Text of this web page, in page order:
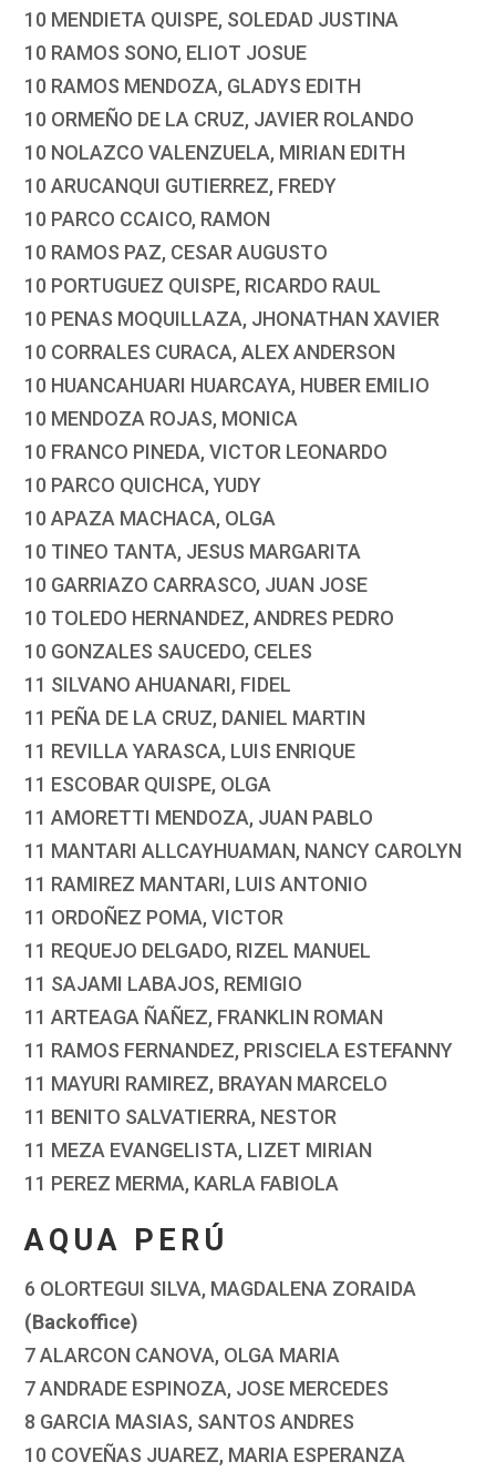
10 MENDIETA QUISPE, SOLEDAD JUSTINA
10 RAMOS SONO, ELIOT JOSUE
10 RAMOS MENDOZA, GLADYS EDITH
10 ORMEÑO DE LA CRUZ, JAVIER ROLANDO
10 NOLAZCO VALENZUELA, MIRIAN EDITH
10 ARUCANQUI GUTIERREZ, FREDY
10 PARCO CCAICO, RAMON
10 RAMOS PAZ, CESAR AUGUSTO
10 PORTUGUEZ QUISPE, RICARDO RAUL
10 PENAS MOQUILLAZA, JHONATHAN XAVIER
10 CORRALES CURACA, ALEX ANDERSON
10 HUANCAHUARI HUARCAYA, HUBER EMILIO
10 MENDOZA ROJAS, MONICA
10 FRANCO PINEDA, VICTOR LEONARDO
10 PARCO QUICHCA, YUDY
10 APAZA MACHACA, OLGA
10 TINEO TANTA, JESUS MARGARITA
10 GARRIAZO CARRASCO, JUAN JOSE
10 TOLEDO HERNANDEZ, ANDRES PEDRO
10 GONZALES SAUCEDO, CELES
11 SILVANO AHUANARI, FIDEL
11 PEÑA DE LA CRUZ, DANIEL MARTIN
11 REVILLA YARASCA, LUIS ENRIQUE
11 ESCOBAR QUISPE, OLGA
11 AMORETTI MENDOZA, JUAN PABLO
11 MANTARI ALLCAYHUAMAN, NANCY CAROLYN
11 RAMIREZ MANTARI, LUIS ANTONIO
11 ORDOÑEZ POMA, VICTOR
11 REQUEJO DELGADO, RIZEL MANUEL
11 SAJAMI LABAJOS, REMIGIO
11 ARTEAGA ÑAÑEZ, FRANKLIN ROMAN
11 RAMOS FERNANDEZ, PRISCIELA ESTEFANNY
11 MAYURI RAMIREZ, BRAYAN MARCELO
11 BENITO SALVATIERRA, NESTOR
11 MEZA EVANGELISTA, LIZET MIRIAN
11 PEREZ MERMA, KARLA FABIOLA
AQUA PERÚ
6 OLORTEGUI SILVA, MAGDALENA ZORAIDA
(Backoffice)
7 ALARCON CANOVA, OLGA MARIA
7 ANDRADE ESPINOZA, JOSE MERCEDES
8 GARCIA MASIAS, SANTOS ANDRES
10 COVEÑAS JUAREZ, MARIA ESPERANZA